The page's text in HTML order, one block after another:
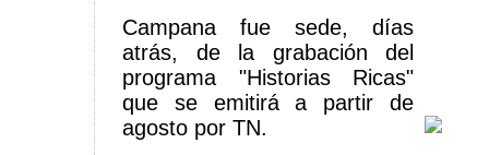
Campana fue sede, días
atrás, de la grabación del
programa "Historias Ricas"
que se emitirá a partir de
agosto por TN.